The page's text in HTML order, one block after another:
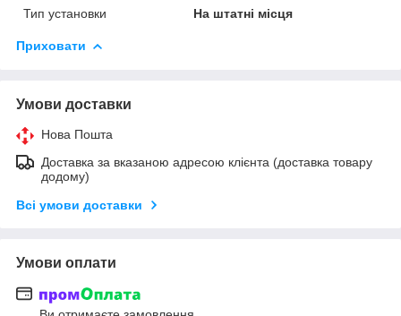
Тип установки
На штатні місця
Приховати
Умови доставки
Нова Пошта
Доставка за вказаною адресою клієнта (доставка товару
додому)
Всі умови доставки
Умови оплати